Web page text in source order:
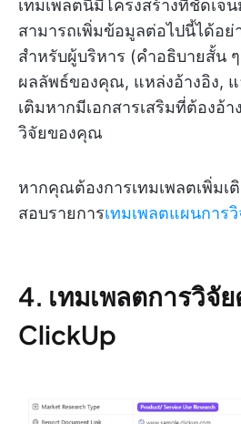
เทมเพลตนี้มีโครงสร้างที่ชัดเจ
สามารถเพิ่มข้อมูลต่อไปนี้ได้อย่
สำหรับผู้บริหาร (คำอธิบายสั้น
ผลลัพธ์ของคุณ, แหล่งอ้างอิง, แ
เติมหากมีเอกสารเสริมที่ต้องอ้า
วิจัยของคุณ
หากคุณต้องการเทมเพลตเพิ่มเ
สอบรายการเทมเพลตแผนการวิ
4. เทมเพลตการวิจั
ClickUp